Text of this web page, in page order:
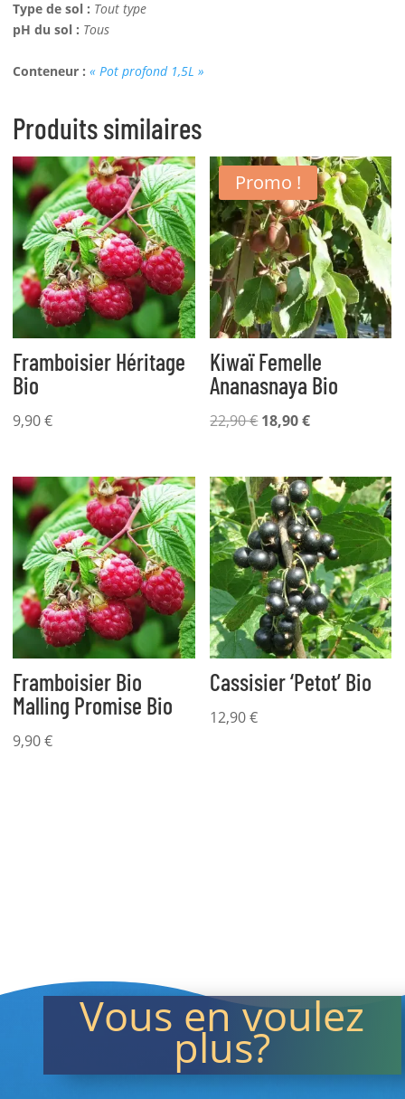
Type de sol : Tout type
pH du sol : Tous
Conteneur :« Pot profond 1,5L »
Produits similaires
Framboisier Héritage
Bio
9,90€
Promo !
Kiwaï Femelle
Ananasnaya Bio
22,90€ Le
était :
22,90 €.
18,90€Le
est :
18,90 €.
Framboisier Bio
Malling Promise Bio
9,90€
Cassisier ‘Petot’ Bio
12,90€
Vous en voulez
plus?